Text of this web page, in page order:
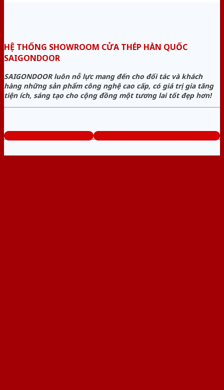
HỆ THỐNG SHOWROOM CỬA THÉP HÀN QUỐC
SAIGONDOOR
SAIGONDOOR luôn nỗ lực mang đến cho đối tác và khách
hàng những sản phẩm công nghệ cao cấp, có giá trị gia tăng
tiện ích, sáng tạo cho cộng đồng một tương lai tốt đẹp hơn!
www.cuathephanquoc.com Tổng đài tư vấn miễn phí: 0824.400.400